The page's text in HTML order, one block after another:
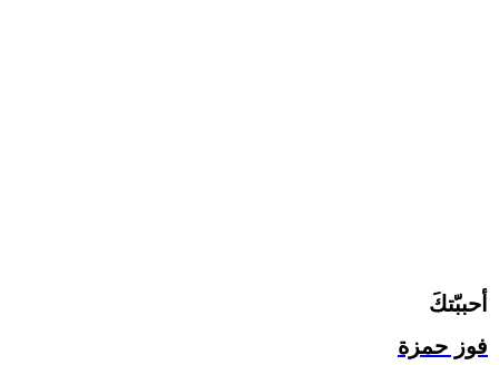
أحببّتكَ
فوز حمزة